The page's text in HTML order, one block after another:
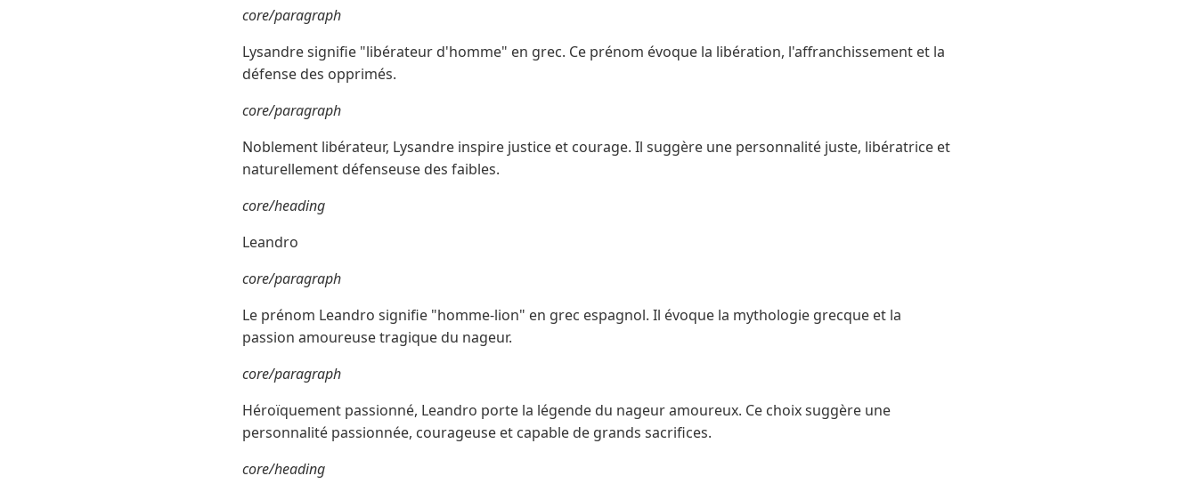
core/paragraph
Lysandre signifie "libérateur d'homme" en grec. Ce prénom évoque la libération, l'affranchissement et la
défense des opprimés.
core/paragraph
Noblement libérateur, Lysandre inspire justice et courage. Il suggère une personnalité juste, libératrice et
naturellement défenseuse des faibles.
core/heading
Leandro
core/paragraph
Le prénom Leandro signifie "homme-lion" en grec espagnol. Il évoque la mythologie grecque et la
passion amoureuse tragique du nageur.
core/paragraph
Héroïquement passionné, Leandro porte la légende du nageur amoureux. Ce choix suggère une
personnalité passionnée, courageuse et capable de grands sacrifices.
core/heading